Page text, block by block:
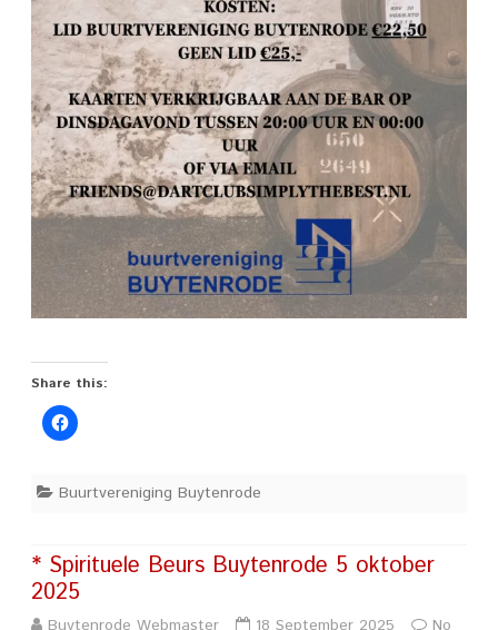
Share this:
Buurtvereniging Buytenrode
* Spirituele Beurs Buytenrode 5 oktober
2025
Buytenrode Webmaster 18 September 2025 No